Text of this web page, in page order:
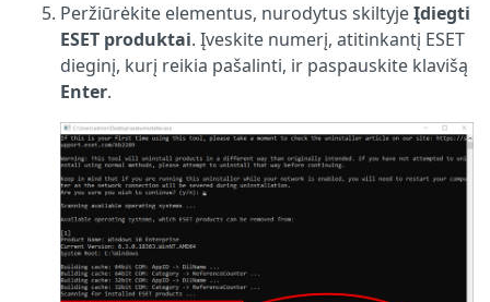
Peržiūrėkite elementus, nurodytus skiltyjeĮdiegti
ESET produktai. Įveskite numerį, atitinkantį ESET
dieginį, kurį reikia pašalinti, ir paspauskite klavišą
Enter.